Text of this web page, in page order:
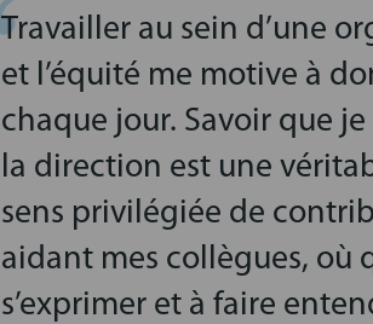
Travailler au sein d’une
et l’équité me motive à
chaque jour. Savoir que
la direction est une
sens privilégiée de
aidant mes collègues, où
s’exprimer et à faire